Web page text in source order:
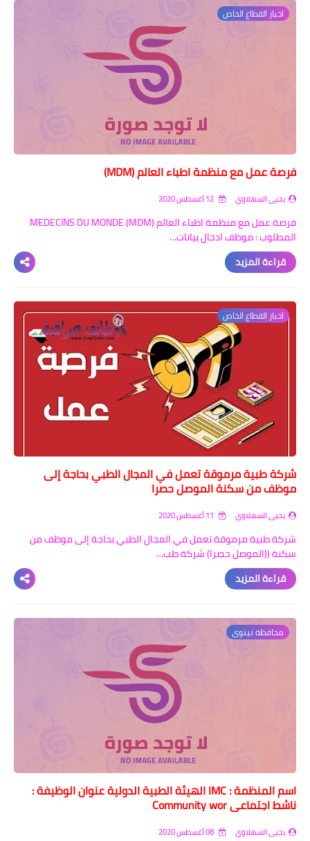
اخبار القطاع الخاص
فرصة عمل مع منظمة اطباء العالم (MDM)
يحيى السهلاوي
فرصة عمل مع منظمة اطباء العالم (MDM) MEDECİNS DU MONDE
المطلوب : موظف ادخال بيانات…
قراءة المزيد
اخبار القطاع الخاص
شركة طبية مرموقة تعمل في المجال الطبي بحاجة إلى
موظف من سكنة الموصل حصرا
يحيى السهلاوي
شركة طبية مرموقة تعمل في المجال الطبي بحاجة إلى موظف من
سكنة ((الموصل حصرا) شركة طب…
قراءة المزيد
محافظة نينوى
اسم المنظمة : IMC الهيئة الطبية الدولية عنوان الوظيفة :
ناشط اجتماعي Community wor
يحيى السهلاوي